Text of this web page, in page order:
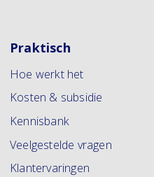
Praktisch
Hoe werkt het
Kosten & subsidie
Kennisbank
Veelgestelde vragen
Klantervaringen